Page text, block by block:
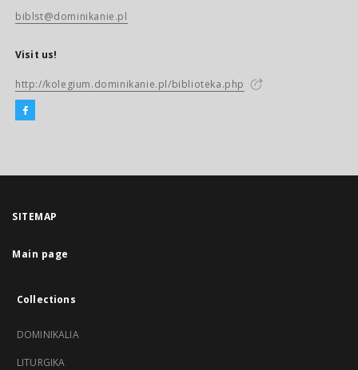
biblst@dominikanie.pl
Visit us!
http://kolegium.dominikanie.pl/biblioteka.php
SITEMAP
Main page
Collections
DOMINIKALIA
LITURGIKA